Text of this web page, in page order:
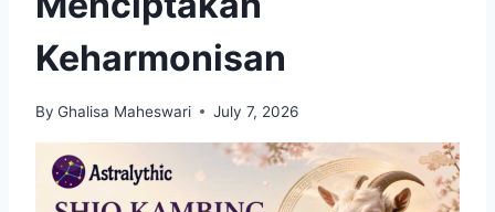
Keharmonisan
By Ghalisa Maheswari July 7, 2026